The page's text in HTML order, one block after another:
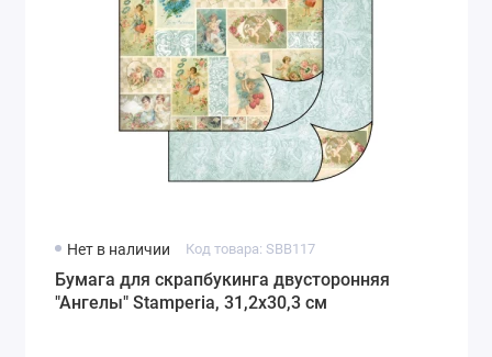
Нет в наличии Код товара: SBB117
Бумага для скрапбукинга двусторонняя
"Ангелы" Stamperia, 31,2х30,3 см